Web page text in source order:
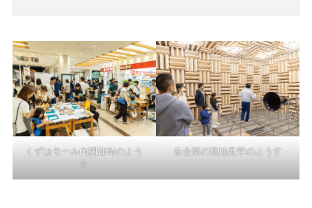
くずはモール内開催時のよう
す
各企業の現地見学のようす